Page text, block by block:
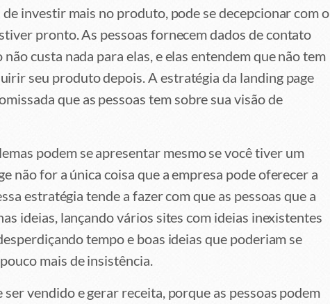
de investir mais no produto, pode se decepcionar com o
pronto. As pessoas fornecem dados de contato
custa nada para elas, e elas entendem que não tem
seu produto depois. A estratégia da landing page
que as pessoas tem sobre sua visão de
podem se apresentar mesmo se você tiver um
não for a única coisa que a empresa pode oferecer a
estratégia tende a fazer com que as pessoas que a
ideias, lançando vários sites com ideias inexistentes
tempo e boas ideias que poderiam se
mais de insistência.
vendido e gerar receita, porque as pessoas podem